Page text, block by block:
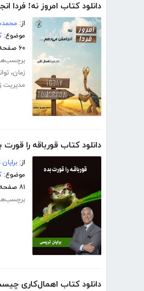
دانلود کتاب امروز نه!
از:
موضوع:
۶۰ صفحه
زمان،
مدیریت
دانلود کتاب قورباقه را قورت
از:
موضوع:
۸۱ صفحه
دانلود کتاب اهمال‌کاری